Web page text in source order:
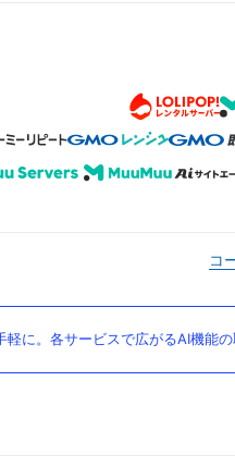
コ
に。各サービスで広がるAI機能